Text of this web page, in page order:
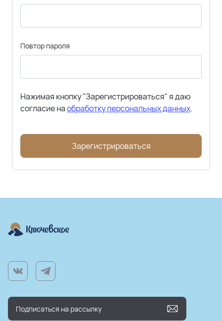
Повтор пароля
Нажимая кнопку "Зарегистрироваться" я даю
согласие наобработку персональных данных.
Зарегистрироваться